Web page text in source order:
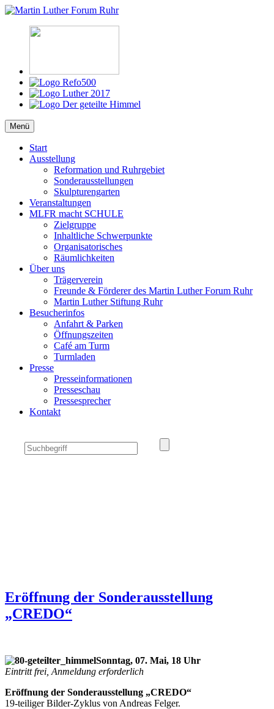
Zum
springen
Martin Luther Forum Ruhr
Reformation, Ruhrgebiet, Kultur
Menü
Start
Ausstellung
Reformation und Ruhrgebiet
Sonderausstellungen
Skulpturengarten
Veranstaltungen
MLFR macht SCHULE
Zielgruppe
Inhaltliche Schwerpunkte
Organisatorisches
Räumlichkeiten
Über uns
Trägerverein
Freunde & Förderer des Martin Luther Forum Ruhr
Martin Luther Stiftung Ruhr
Besucherinfos
Anfahrt & Parken
Öffnungszeiten
Café am Turm
Turmladen
Presse
Presseinformationen
Presseschau
Pressesprecher
Kontakt
Eröffnung der Sonderausstellung
„CREDO“
Sonntag, 07. Mai, 18 Uhr
Eintritt frei, Anmeldung erforderlich
Eröffnung der Sonderausstellung „CREDO“
19-teiliger Bilder-Zyklus von Andreas Felger.